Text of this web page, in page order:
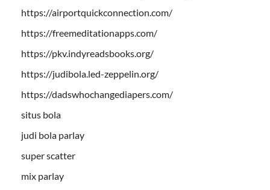
https://airportquickconnection.com/
https://freemeditationapps.com/
https://pkv.indyreadsbooks.org/
https://judibola.led-zeppelin.org/
https://dadswhochangediapers.com/
situs bola
judi bola parlay
super scatter
mix parlay